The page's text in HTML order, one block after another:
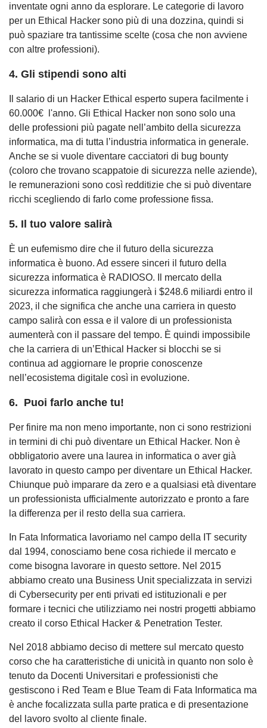
inventate ogni anno da esplorare. Le categorie di lavoro
per un Ethical Hacker sono più di una dozzina, quindi si
può spaziare tra tantissime scelte (cosa che non avviene
con altre professioni).
4. Gli stipendi sono alti
Il salario di un Hacker Ethical esperto supera facilmente i
60.000€ l'anno. Gli Ethical Hacker non sono solo una
delle professioni più pagate nell’ambito della sicurezza
informatica, ma di tutta l’industria informatica in generale.
Anche se si vuole diventare cacciatori di bug bounty
(coloro che trovano scappatoie di sicurezza nelle aziende),
le remunerazioni sono così redditizie che si può diventare
ricchi scegliendo di farlo come professione fissa.
5. Il tuo valore salirà
È un eufemismo dire che il futuro della sicurezza
informatica è buono. Ad essere sinceri il futuro della
sicurezza informatica è RADIOSO. Il mercato della
sicurezza informatica raggiungerà i $248.6 miliardi entro il
2023, il che significa che anche una carriera in questo
campo salirà con essa e il valore di un professionista
aumenterà con il passare del tempo. È quindi impossibile
che la carriera di un’Ethical Hacker si blocchi se si
continua ad aggiornare le proprie conoscenze
nell’ecosistema digitale così in evoluzione.
6. Puoi farlo anche tu!
Per finire ma non meno importante, non ci sono restrizioni
in termini di chi può diventare un Ethical Hacker. Non è
obbligatorio avere una laurea in informatica o aver già
lavorato in questo campo per diventare un Ethical Hacker.
Chiunque può imparare da zero e a qualsiasi età diventare
un professionista ufficialmente autorizzato e pronto a fare
la differenza per il resto della sua carriera.
In Fata Informatica lavoriamo nel campo della IT security
dal 1994, conosciamo bene cosa richiede il mercato e
come bisogna lavorare in questo settore. Nel 2015
abbiamo creato una Business Unit specializzata in servizi
di Cybersecurity per enti privati ed istituzionali e per
formare i tecnici che utilizziamo nei nostri progetti abbiamo
creato il corso Ethical Hacker & Penetration Tester.
Nel 2018 abbiamo deciso di mettere sul mercato questo
corso che ha caratteristiche di unicità in quanto non solo è
tenuto da Docenti Universitari e professionisti che
gestiscono i Red Team e Blue Team di Fata Informatica ma
è anche focalizzata sulla parte pratica e di presentazione
del lavoro svolto al cliente finale.